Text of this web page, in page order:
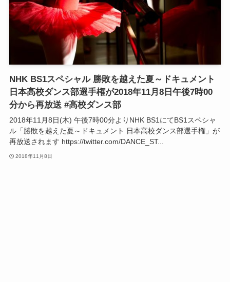
NHK BS1スペシャル 勝敗を越えた夏～ドキュメント
日本高校ダンス部選手権が2018年11月8日午後7時00
分から再放送 #高校ダンス部
2018年11月8日(木) 午後7時00分よりNHK BS1にてBS1スペシャ
ル「勝敗を越えた夏～ドキュメント 日本高校ダンス部選手権」が
再放送されます https://twitter.com/DANCE_ST...
2018年11月8日